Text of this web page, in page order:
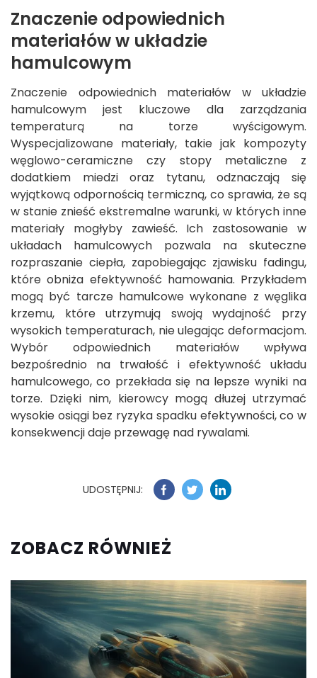
Znaczenie odpowiednich
materiałów w układzie
hamulcowym
Znaczenie odpowiednich materiałów w układzie
hamulcowym jest kluczowe dla zarządzania
temperaturą na torze wyścigowym.
Wyspecjalizowane materiały, takie jak kompozyty
węglowo-ceramiczne czy stopy metaliczne z
dodatkiem miedzi oraz tytanu, odznaczają się
wyjątkową odpornością termiczną, co sprawia, że są
w stanie znieść ekstremalne warunki, w których inne
materiały mogłyby zawieść. Ich zastosowanie w
układach hamulcowych pozwala na skuteczne
rozpraszanie ciepła, zapobiegając zjawisku fadingu,
które obniża efektywność hamowania. Przykładem
mogą być tarcze hamulcowe wykonane z węglika
krzemu, które utrzymują swoją wydajność przy
wysokich temperaturach, nie ulegając deformacjom.
Wybór odpowiednich materiałów wpływa
bezpośrednio na trwałość i efektywność układu
hamulcowego, co przekłada się na lepsze wyniki na
torze. Dzięki nim, kierowcy mogą dłużej utrzymać
wysokie osiągi bez ryzyka spadku efektywności, co w
konsekwencji daje przewagę nad rywalami.
UDOSTĘPNIJ:
ZOBACZ RÓWNIEŻ